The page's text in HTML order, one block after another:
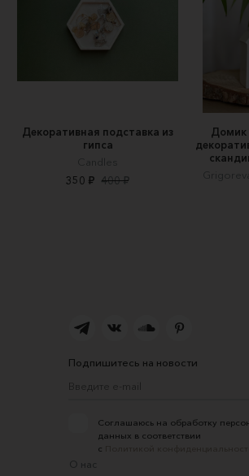
Декоративная подставка из
гипса
Candles
350 ₽ 400 ₽
Домик
Подпишитесь на новости
Соглашаюсь на обработку
данных в соответствии
с
О нас